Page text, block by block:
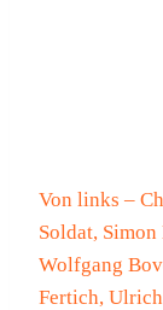
Von links –
Soldat,
Wolfgang
Fertich,